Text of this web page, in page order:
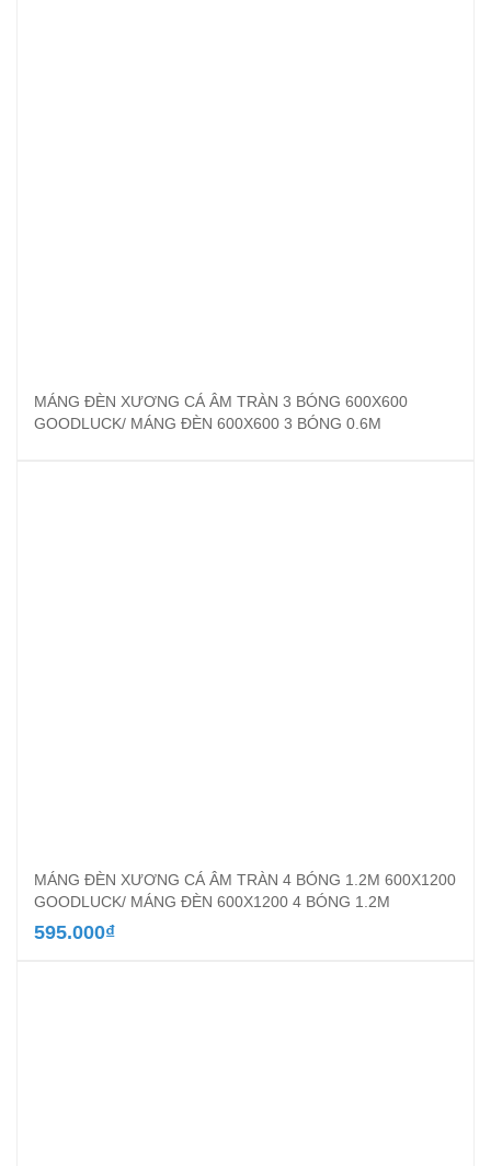
MÁNG ĐÈN XƯƠNG CÁ ÂM TRÀN 3 BÓNG 600X600
GOODLUCK/ MÁNG ĐÈN 600X600 3 BÓNG 0.6M
MÁNG ĐÈN XƯƠNG CÁ ÂM TRÀN 4 BÓNG 1.2M 600X1200
GOODLUCK/ MÁNG ĐÈN 600X1200 4 BÓNG 1.2M
595.000₫